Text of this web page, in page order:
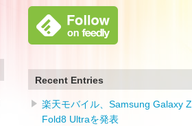
Recent Entries
楽天モバイル、Samsung Galaxy Z
Fold8 Ultraを発表